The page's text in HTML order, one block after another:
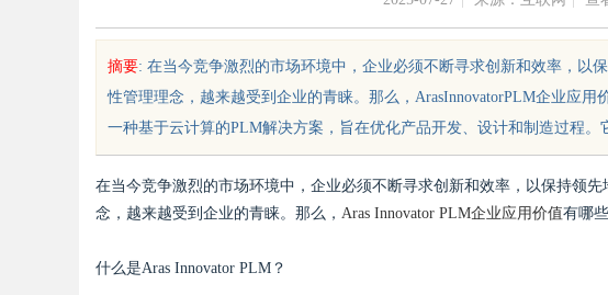
摘要: 在当今竞争激烈的市场环境中，企业必须不断寻求创新和效率，以
性管理理念，越来越受到企业的青睐。那么，ArasInnovatorPLM企业应用
一种基于云计算的PLM解决方案，旨在优化产品开发、设计和制造过程。
在当今竞争激烈的市场环境中，企业必须不断寻求创新和效率，以保持领
念，越来越受到企业的青睐。那么， Aras Innovator PLM企业应用价值有哪
什么是Aras Innovator PLM？
AC 国际医疗实验室，标准化研 武汉配眼镜 上海配眼镜